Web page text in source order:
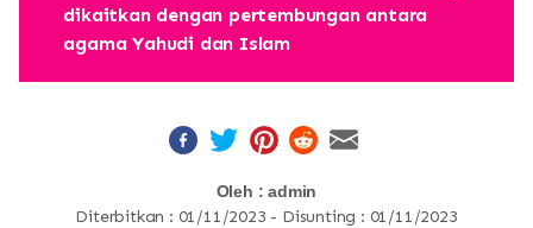
dikaitkan dengan pertembungan antara
agama Yahudi dan Islam
Oleh : admin
Diterbitkan : 01/11/2023 - Disunting : 01/11/2023